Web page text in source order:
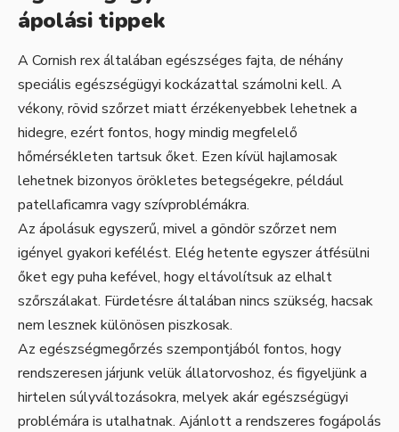
ápolási tippek
A Cornish rex általában egészséges fajta, de néhány
speciális egészségügyi kockázattal számolni kell. A
vékony, rövid szőrzet miatt érzékenyebbek lehetnek a
hidegre, ezért fontos, hogy mindig megfelelő
hőmérsékleten tartsuk őket. Ezen kívül hajlamosak
lehetnek bizonyos örökletes betegségekre, például
patellaficamra vagy szívproblémákra.
Az ápolásuk egyszerű, mivel a göndör szőrzet nem
igényel gyakori kefélést. Elég hetente egyszer átfésülni
őket egy puha kefével, hogy eltávolítsuk az elhalt
szőrszálakat. Fürdetésre általában nincs szükség, hacsak
nem lesznek különösen piszkosak.
Az egészségmegőrzés szempontjából fontos, hogy
rendszeresen járjunk velük állatorvoshoz, és figyeljünk a
hirtelen súlyváltozásokra, melyek akár egészségügyi
problémára is utalhatnak. Ajánlott a rendszeres fogápolás